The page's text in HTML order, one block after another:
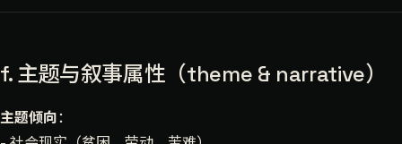
f. 主题与叙事属性（theme & narrative）
主题倾向：